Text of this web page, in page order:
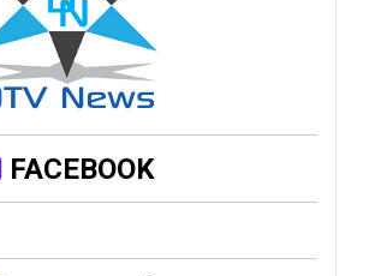
FACEBOOK